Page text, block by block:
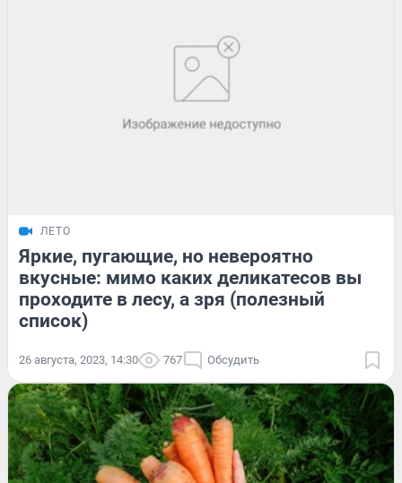
ЛЕТО
Яркие, пугающие, но невероятно
вкусные: мимо каких деликатесов вы
проходите в лесу, а зря (полезный
список)
26 августа, 2023, 14:30 767 Обсудить